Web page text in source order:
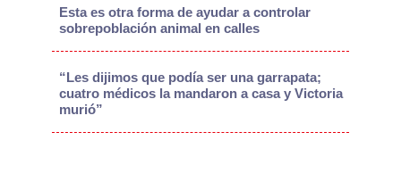
Esta es otra forma de ayudar a controlar
sobrepoblación animal en calles
“Les dijimos que podía ser una garrapata;
cuatro médicos la mandaron a casa y Victoria
murió”